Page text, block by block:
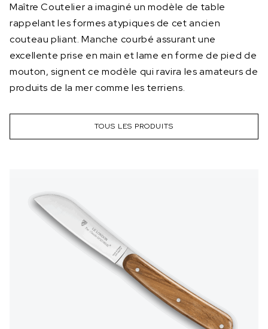
Maître Coutelier a imaginé un modèle de table
rappelant les formes atypiques de cet ancien
couteau pliant. Manche courbé assurant une
excellente prise en main et lame en forme de pied de
mouton, signent ce modèle qui ravira les amateurs de
produits de la mer comme les terriens.
TOUS LES PRODUITS